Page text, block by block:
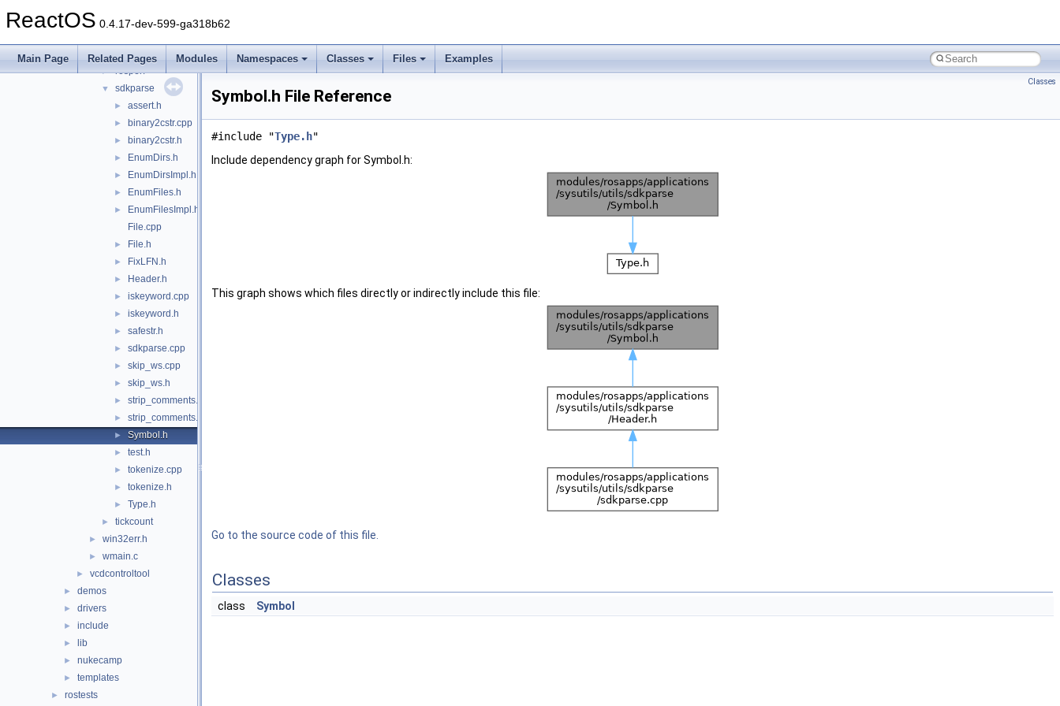
ReactOS 0.4.17-dev-599-ga318b62
Main Page Related Pages Modules Namespaces Classes Files Examples
► partinfo
► ps
► rosperf
▼ sdkparse
► assert.h
► binary2cstr.cpp
► binary2cstr.h
► EnumDirs.h
► EnumDirsImpl.h
► EnumFiles.h
►
EnumFilesImpl.h
File.cpp
► File.h
► FixLFN.h
► Header.h
► iskeyword.cpp
► iskeyword.h
► safestr.h
► sdkparse.cpp
► skip_ws.cpp
► skip_ws.h
► strip_comments.cpp
► strip_comments.h
► Symbol.h
► test.h
► tokenize.cpp
► tokenize.h
► Type.h
► tickcount
► win32err.h
► wmain.c
► vcdcontroltool
► demos
► drivers
► include
► lib
► nukecamp
► templates
► rostests
Classes
Symbol.h File Reference
#include "Type.h"
Include dependency graph for Symbol.h:
This graph shows which files directly or indirectly include this file:
Go to the source code of this file.
Classes
class Symbol